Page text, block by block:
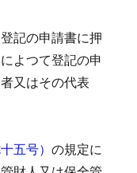
記の申請書に押
よつて登記の申
又はその代表
五号） の規定に